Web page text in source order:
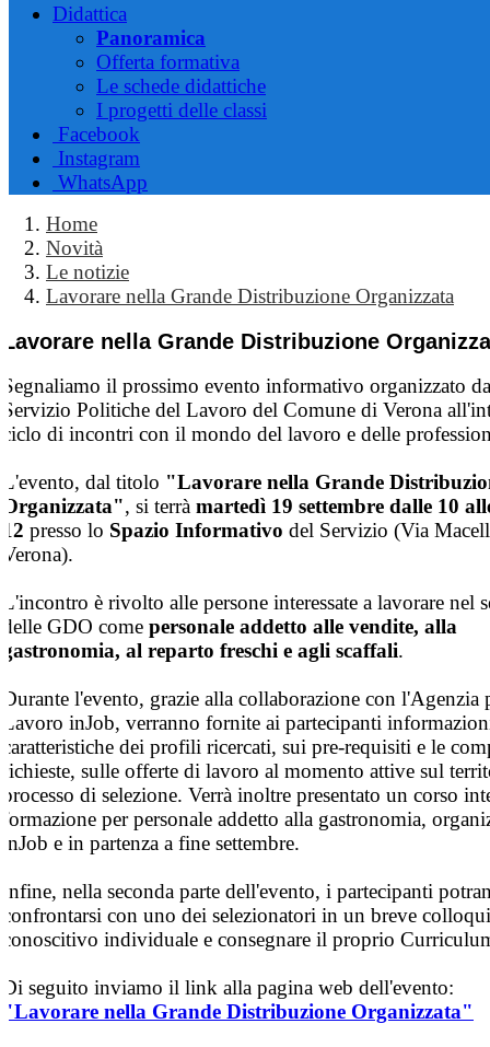
Didattica
Panoramica
Offerta formativa
Le schede didattiche
I progetti delle classi
Facebook
Instagram
WhatsApp
Home
Novità
Le notizie
Lavorare nella Grande Distribuzione Organizzata
Lavorare nella Grande Distribuzione
Segnaliamo il prossimo evento informativo organizzato
Servizio Politiche del Lavoro del Comune di Verona
ciclo di incontri con il mondo del lavoro e delle
L'evento, dal titolo "Lavorare nella Grande
Organizzata", si terrà martedì 19 settembre dalle 10
12 presso lo Spazio Informativo del Servizio (Via
Verona).
L'incontro è rivolto alle persone interessate a lavorare nel
delle GDO come personale addetto alle vendite, alla
gastronomia, al reparto freschi e agli scaffali.
Durante l'evento, grazie alla collaborazione con l'Agenzia
Lavoro inJob, verranno fornite ai partecipanti
caratteristiche dei profili ricercati, sui pre-requisiti e le
richieste, sulle offerte di lavoro al momento attive sul
processo di selezione. Verrà inoltre presentato un corso
formazione per personale addetto alla gastronomia,
inJob e in partenza a fine settembre.
Infine, nella seconda parte dell'evento, i partecipanti
confrontarsi con uno dei selezionatori in un breve
conoscitivo individuale e consegnare il proprio
Di seguito inviamo il link alla pagina web dell'evento:
"Lavorare nella Grande Distribuzione Organizzata"